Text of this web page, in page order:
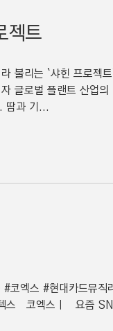
젝트
불리는 `샤힌 프로젝
글로벌 플랜트 산업의
땀과 기...
코엑스 #현대카드뮤직
텍스 코엑스ㅣ 요즘